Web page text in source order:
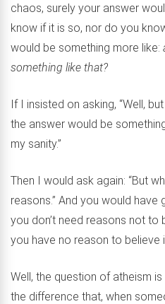
chaos, surely your answer
know if it is so, nor do you
would be something more like:
something like that?
If I insisted on asking, “Well,
the answer would be
my sanity.”
Then I would ask again: “But
reasons.” And you would
you don’t need reasons not to
you have no reason to believe
Well, the question of atheism
the difference that, when